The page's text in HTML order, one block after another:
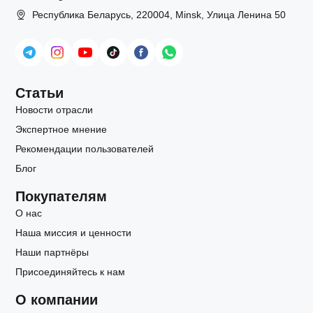
Республика Беларусь, 220004, Minsk, Улица Ленина 50
Статьи
Новости отрасли
Экспертное мнение
Рекомендации пользователей
Блог
Покупателям
О нас
Наша миссия и ценности
Наши партнёры
Присоединяйтесь к нам
О компании